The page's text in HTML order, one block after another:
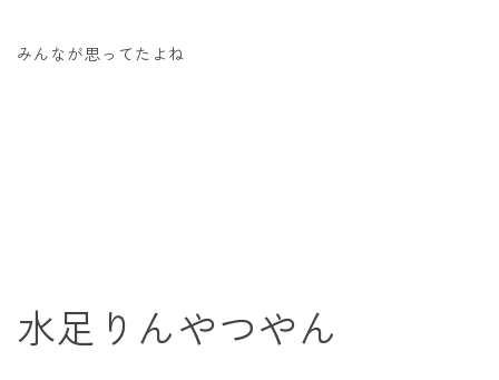
みんなが思ってたよね
水足りんやつやん